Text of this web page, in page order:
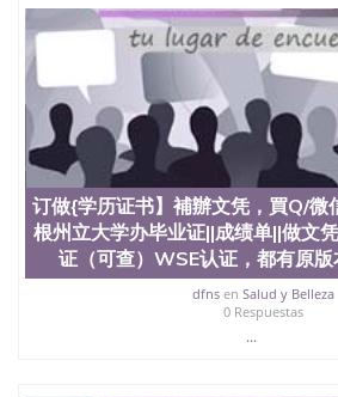
合性大学，每年有来自世界各地的
生前往求学。 至今，这是一所在世
位、声誉、实习机会和影响力的高
誉为美国本科教育质量的核心代表
计系更是在当今美国大学教学排名
业生大多可以在其所处地域的世界
机会。许多硅谷公司甚至在学生大
供许多相应科系的实习机会。无论
(UC)，还是加州州立大学系统
都占据着加州所有大学中的地理位
学座落于硅谷(Silicon Valley), 于附
地区为全美的重要科技中心。约有
134种学士学科和65个硕士学科，并
国的学生来此就读。其有名的科系
子工程学，工商管理学，艺术设计
订做{学历证书】補辦文凭，買Q/
根州立大学办毕业证||成绩单||做文
证（可查）WSE认证，都有原
dfnsen Salud y Belleza
0 Respuestas
...